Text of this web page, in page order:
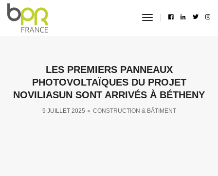
toggle
LES PREMIERS PANNEAUX
PHOTOVOLTAÏQUES DU PROJET
NOVILIASUN SONT ARRIVÉS À BÉTHENY
9 JUILLET 2025 CONSTRUCTION & BÂTIMENT